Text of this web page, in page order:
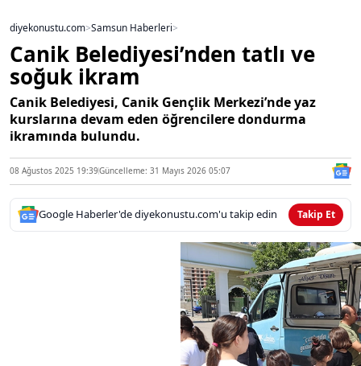
diyekonustu.com>Samsun Haberleri>
Canik Belediyesi’nden tatlı ve
soğuk ikram
Canik Belediyesi, Canik Gençlik Merkezi’nde yaz
kurslarına devam eden öğrencilere dondurma
ikramında bulundu.
08 Ağustos 2025 19:39Güncelleme: 31 Mayıs 2026 05:07
Google Haberler'de diyekonustu.com'u takip edin Takip Et